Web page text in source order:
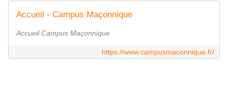
Accueil - Campus Maçonnique
Accueil Campus Maçonnique
https://www.campusmaconnique.fr/